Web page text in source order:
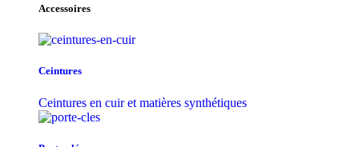
Accessoires
Ceintures
Ceintures en cuir et matières synthétiques